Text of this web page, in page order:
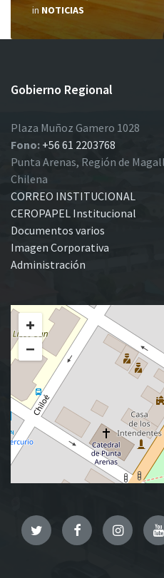
in NOTICIAS
Gobierno Regional
Plaza Muñoz Gamero 1028
Fono: +56 61 2203768
Punta Arenas, Región de
Chilena
CORREO INSTITUCIONAL
CEROPAPEL Institucional
Documentos varios
Imagen Corporativa
Administración
+
−
TwitterFacebook